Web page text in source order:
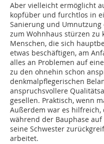
Aber vielleicht ermöglicht
kopfüber und furchtlos in
Sanierung und
zum Wohnhaus stürzen zu
Menschen, die sich
etwas beschäftigen, am
alles an Problemen auf
zu den ohnehin schon
denkmalpflege­rischen
anspruchsvollere
gesellen. Praktisch, wenn
Außerdem war es
während der Bauphase
seine Schwester
arbeitet.